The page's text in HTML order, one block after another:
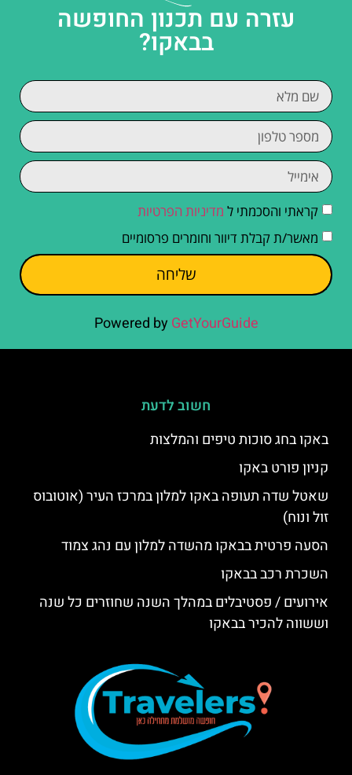
עזרה עם תכנון החופשה
בבאקו?
קראתי והסכמתי ל מדיניות הפרטיות
מאשר/ת קבלת דיוור וחומרים פרסומיים
שליחה
Powered by GetYourGuide
חשוב לדעת
באקו בחג סוכות טיפים והמלצות
קניון פורט באקו
שאטל שדה תעופה באקו למלון במרכז העיר (אוטובוס
זול ונוח)
הסעה פרטית בבאקו מהשדה למלון עם נהג צמוד
השכרת רכב בבאקו
אירועים / פסטיבלים במהלך השנה שחוזרים כל שנה
וששווה להכיר בבאקו